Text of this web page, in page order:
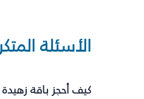
الأسئلة
كيف أحجز باقة